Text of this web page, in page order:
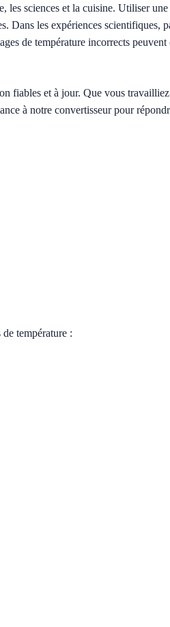
les sciences et la cuisine. Utiliser
Dans les expériences scientifiques,
de température incorrects peuvent
fiables et à jour. Que vous
à notre convertisseur pour
température :